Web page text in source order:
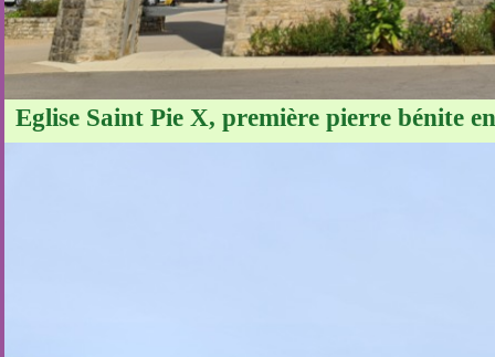
Eglise Saint Pie X, première pierre bénite